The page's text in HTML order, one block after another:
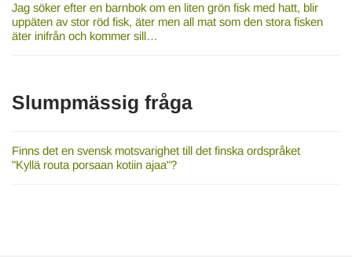
Jag söker efter en barnbok om en liten grön fisk med hatt, blir
uppäten av stor röd fisk, äter men all mat som den stora fisken
äter inifrån och kommer sill…
Slumpmässig fråga
Finns det en svensk motsvarighet till det finska ordspråket
"Kyllä routa porsaan kotiin ajaa"?